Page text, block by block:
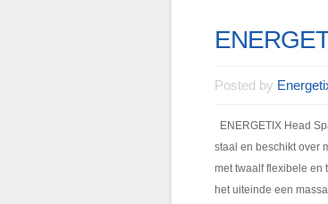
Posted by
ENERGETIX Head
staal en beschikt over
met twaalf flexibele en
het uiteinde een